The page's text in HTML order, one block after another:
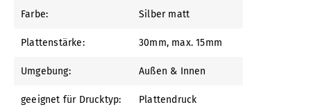
Farbe: Silber matt
Plattenstärke: 30mm, max. 15mm
Umgebung: Außen & Innen
geeignet für Drucktyp: Plattendruck